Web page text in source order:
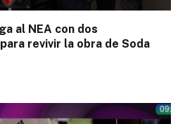
al NEA con dos
revivir la obra de Soda